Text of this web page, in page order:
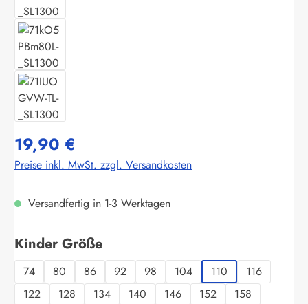
19,90 €
Preise inkl. MwSt. zzgl. Versandkosten
Versandfertig in 1-3 Werktagen
Kinder Größeauswählen
74 80 86 92 98 104 110
116
122
128 134 140 146 152
158